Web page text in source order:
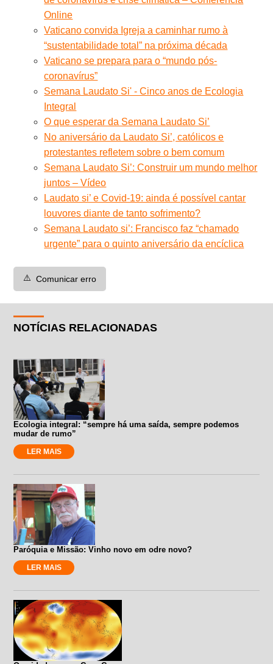
Online
Vaticano convida Igreja a caminhar rumo à
“sustentabilidade total” na próxima década
Vaticano se prepara para o “mundo pós-
coronavírus”
Semana Laudato Si' - Cinco anos de Ecologia
Integral
O que esperar da Semana Laudato Si’
No aniversário da Laudato Si’, católicos e
protestantes refletem sobre o bem comum
Semana Laudato Si’: Construir um mundo melhor
juntos – Vídeo
Laudato si’ e Covid-19: ainda é possível cantar
louvores diante de tanto sofrimento?
Semana Laudato si’: Francisco faz “chamado
urgente” para o quinto aniversário da encíclica
⚠️ Comunicar erro
NOTÍCIAS RELACIONADAS
Ecologia integral: “sempre há uma saída, sempre podemos
mudar de rumo”
LER MAIS
Paróquia e Missão: Vinho novo em odre novo?
LER MAIS